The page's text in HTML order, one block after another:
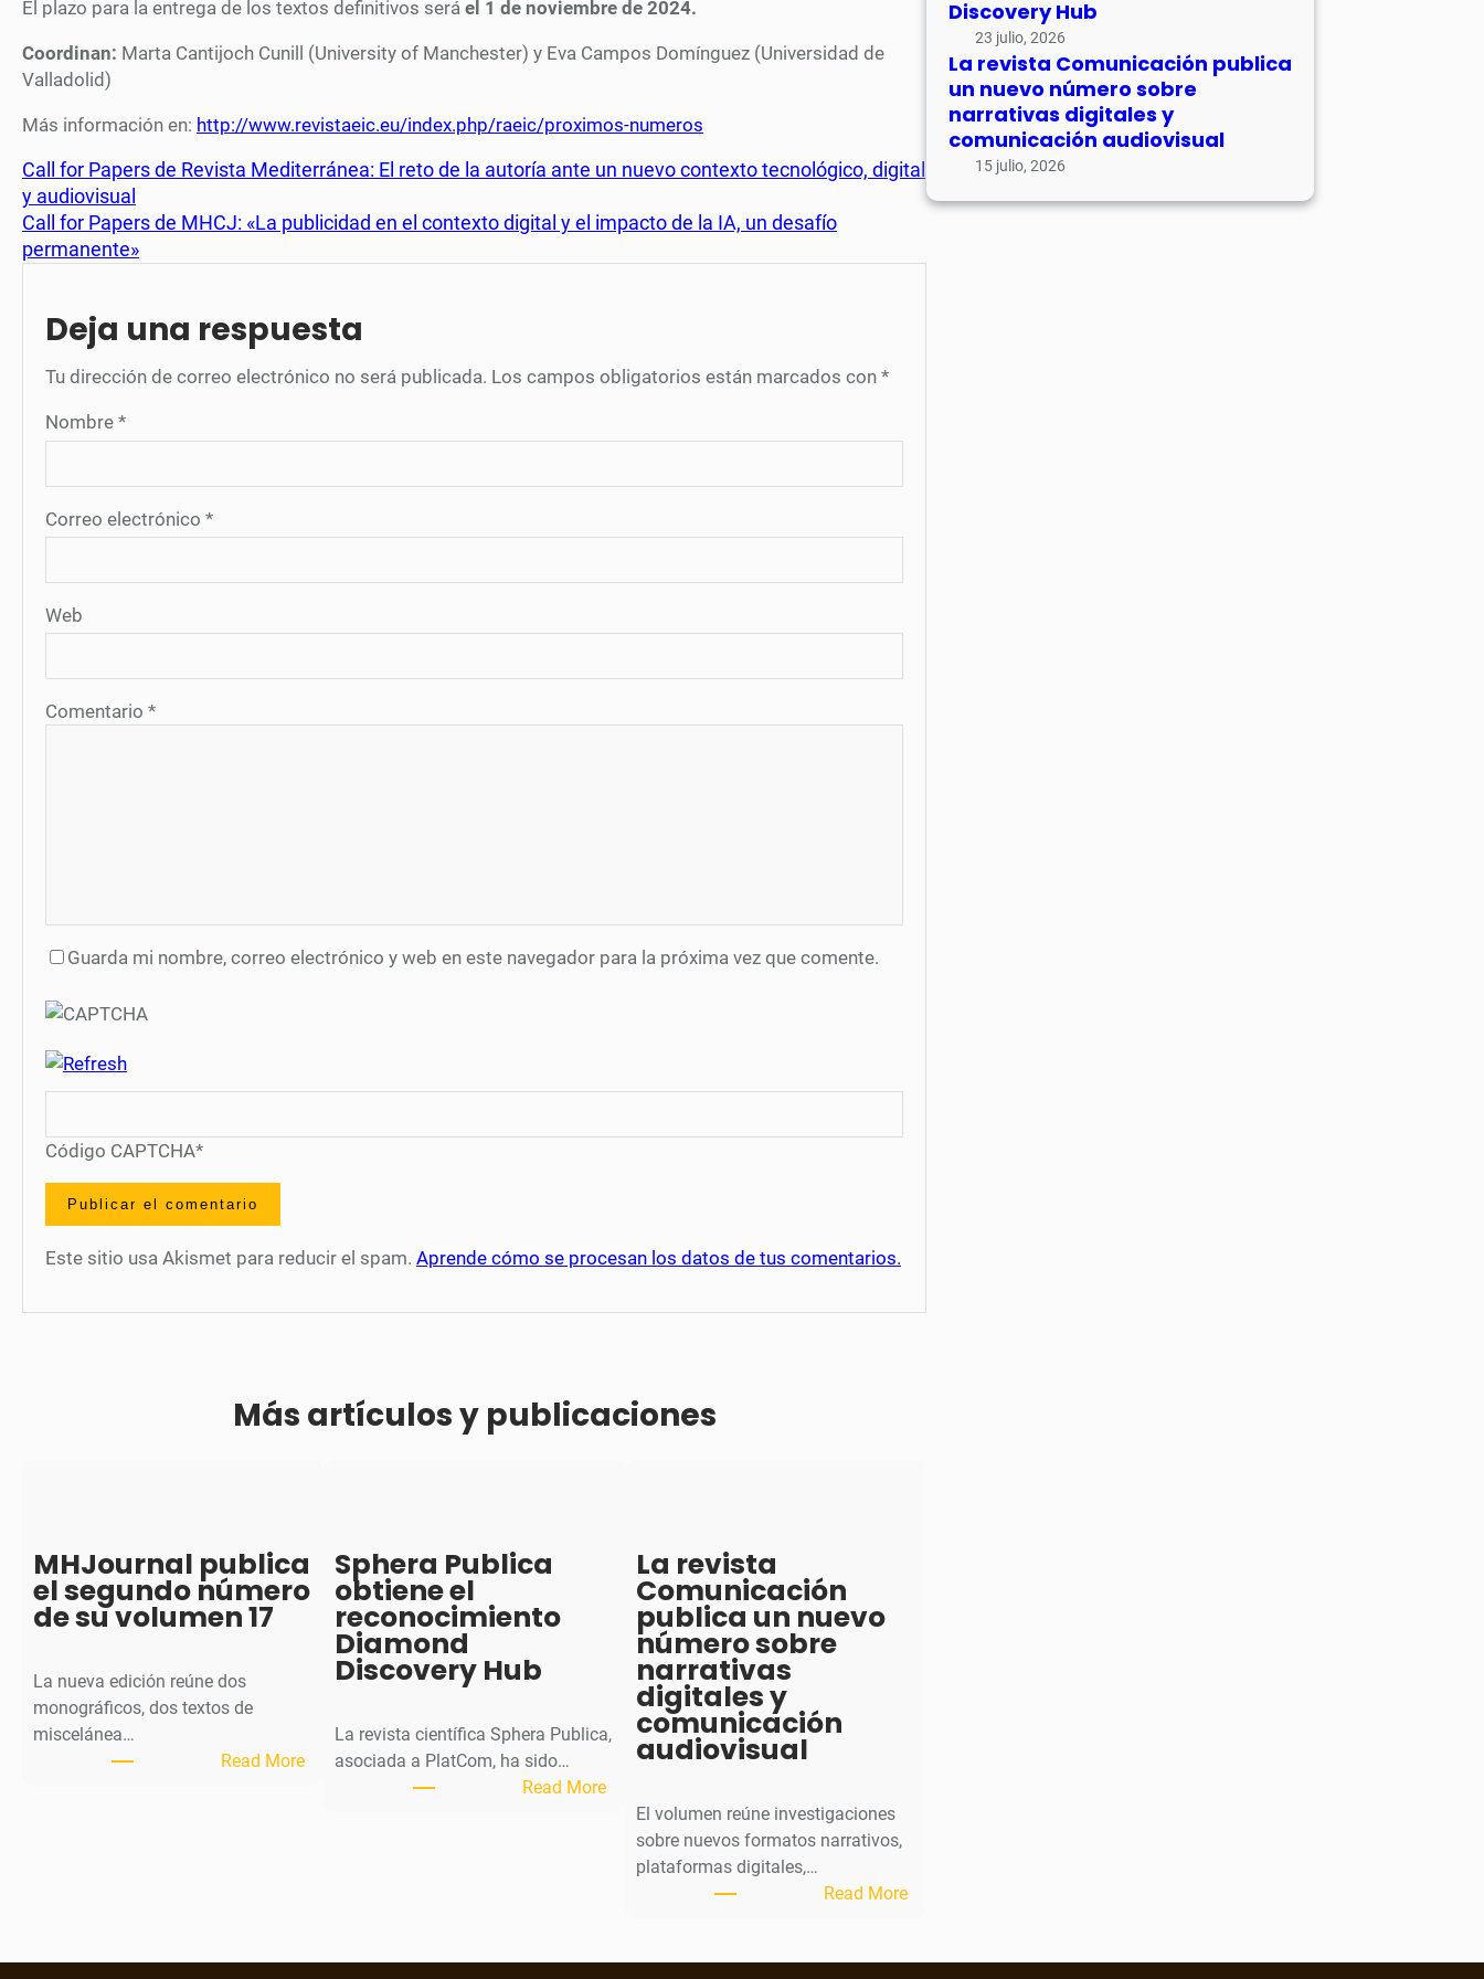
El plazo para la entrega de los textos definitivos será el 1 de noviembre de 2024.
Coordinan: Marta Cantijoch Cunill (University of Manchester) y Eva Campos Domínguez (Universidad de
Valladolid)
Más información en: http://www.revistaeic.eu/index.php/raeic/proximos-numeros
Call for Papers de Revista Mediterránea: El reto de la autoría ante un nuevo contexto tecnológico, digital
y audiovisual
Call for Papers de MHCJ: «La publicidad en el contexto digital y el impacto de la IA, un desafío
permanente»
Deja una respuesta
Tu dirección de correo electrónico no será publicada. Los campos obligatorios están marcados con *
Nombre *
Correo electrónico *
Web
Comentario *
Guarda mi nombre, correo electrónico y web en este navegador para la próxima vez que comente.
Código CAPTCHA*
Este sitio usa Akismet para reducir el spam. Aprende cómo se procesan los datos de tus comentarios.
Más artículos y publicaciones
MHJournal publica
el segundo número
de su volumen 17
La nueva edición reúne dos
monográficos, dos textos de
miscelánea…
Read More:
Sphera Publica
obtiene el
reconocimiento
Diamond
Discovery Hub
La revista científica Sphera Publica,
asociada a PlatCom, ha sido…
Read More:
La revista
Comunicación
publica un nuevo
número sobre
narrativas
digitales y
comunicación
audiovisual
El volumen reúne investigaciones
sobre nuevos formatos narrativos,
plataformas digitales,…
Read More:
Discovery Hub
23 julio, 2026
La revista Comunicación publica
un nuevo número sobre
narrativas digitales y
comunicación audiovisual
15 julio, 2026